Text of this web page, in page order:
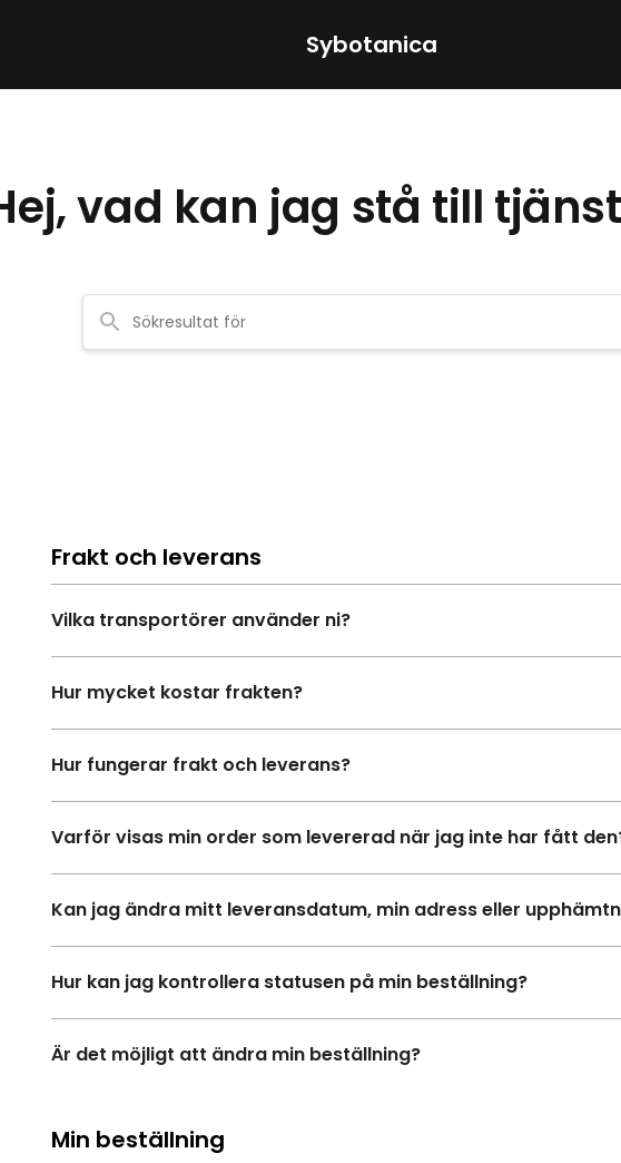
Sybotanica
vad kan jag stå till
Frakt och leverans
Vilka transportörer använder ni?
Hur mycket kostar frakten?
Hur fungerar frakt och leverans?
Varför visas min order som levererad när jag inte har fått
Kan jag ändra mitt leveransdatum, min adress eller
Hur kan jag kontrollera statusen på min beställning?
Är det möjligt att ändra min beställning?
Min beställning